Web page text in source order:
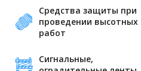
Средства защиты при
проведении высотных
работ
Сигнальные,